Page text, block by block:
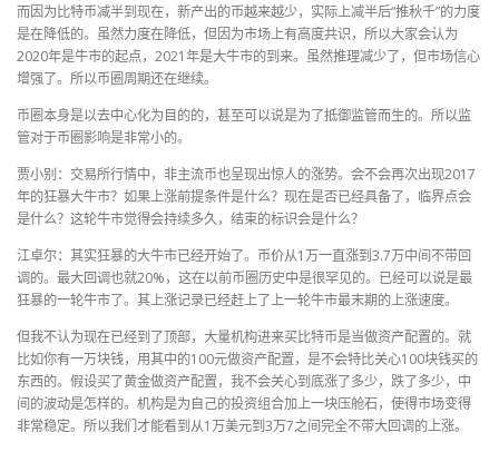
而因为比特币减半到现在，新产出的币越来越少，实际上减半后“推秋千”的力度
是在降低的。虽然力度在降低，但因为市场上有高度共识，所以大家会认为
2020年是牛市的起点，2021年是大牛市的到来。虽然推理减少了，但市场信心
增强了。所以币圈周期还在继续。
币圈本身是以去中心化为目的的，甚至可以说是为了抵御监管而生的。所以监
管对于币圈影响是非常小的。
贾小别：交易所行情中，非主流币也呈现出惊人的涨势。会不会再次出现2017
年的狂暴大牛市？如果上涨前提条件是什么？现在是否已经具备了，临界点会
是什么？这轮牛市觉得会持续多久，结束的标识会是什么？
江卓尔：其实狂暴的大牛市已经开始了。币价从1万一直涨到3.7万中间不带回
调的。最大回调也就20%，这在以前币圈历史中是很罕见的。已经可以说是最
狂暴的一轮牛市了。其上涨记录已经赶上了上一轮牛市最末期的上涨速度。
但我不认为现在已经到了顶部，大量机构进来买比特币是当做资产配置的。就
比如你有一万块钱，用其中的100元做资产配置，是不会特比关心100块钱买的
东西的。假设买了黄金做资产配置，我不会关心到底涨了多少，跌了多少，中
间的波动是怎样的。机构是为自己的投资组合加上一块压舱石，使得市场变得
非常稳定。所以我们才能看到从1万美元到3万7之间完全不带大回调的上涨。